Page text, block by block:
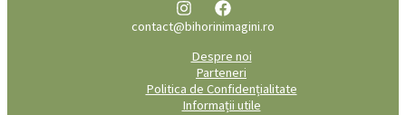
contact@bihorinimagini.ro
Despre noi
Parteneri
Politica de Confidențialitate
Informații utile